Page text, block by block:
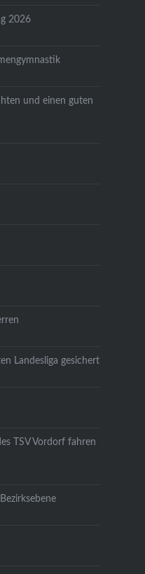
2026
und einen guten
Landesliga gesichert
TSV Vordorf fahren